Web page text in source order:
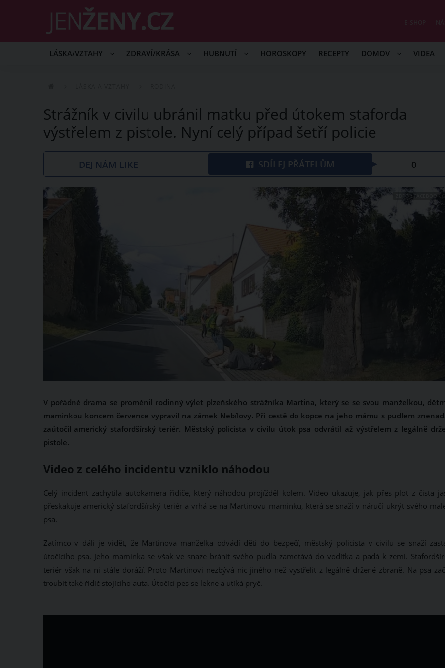
LÁSKA/VZTAHY ZDRAVÍ/KRÁSA HUBNUTÍ HOROSKOPY RECEPTY DOMOV VIDEA
Strážník v civilu ubránil matku před útokem staforda
výstřelem z pistole. Nyní celý případ šetří policie
DEJ NÁM LIKE SDÍLEJ PŘÁTELŮM 0
ZDROJ:
V pořádné drama se proměnil rodinný výlet plzeňského strážníka Martina, který se se svou manželkou,
maminkou koncem července vypravil na zámek Nebílovy. Při cestě do kopce na jeho mámu s pudlem
zaútočil americký stafordšírský teriér. Městský policista v civilu útok psa odvrátil až výstřelem z legálně
pistole.
Video z celého incidentu vzniklo náhodou
Celý incident zachytila autokamera řidiče, který náhodou projížděl kolem. Video ukazuje, jak přes plot z čista
přeskakuje americký stafordšírský teriér a vrhá se na Martinovu maminku, která se snaží v náručí ukrýt svého
psa.
Zatímco v dáli je vidět, že Martinova manželka odvádí děti do bezpečí, městský policista v civilu se snaží
útočícího psa. Jeho maminka se však ve snaze bránit svého pudla zamotává do vodítka a padá k zemi.
teriér však na ni stále doráží. Proto Martinovi nezbývá nic jiného než vystřelit z legálně držené zbraně. Na psa
troubit také řidič stojícího auta. Útočící pes se lekne a utíká pryč.